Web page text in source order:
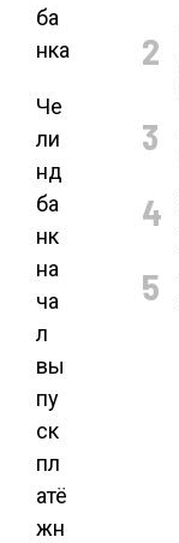
ба
нка
Че
ли
нд
ба
нк
на
ча
л
вы
пу
ск
пл
атё
жн